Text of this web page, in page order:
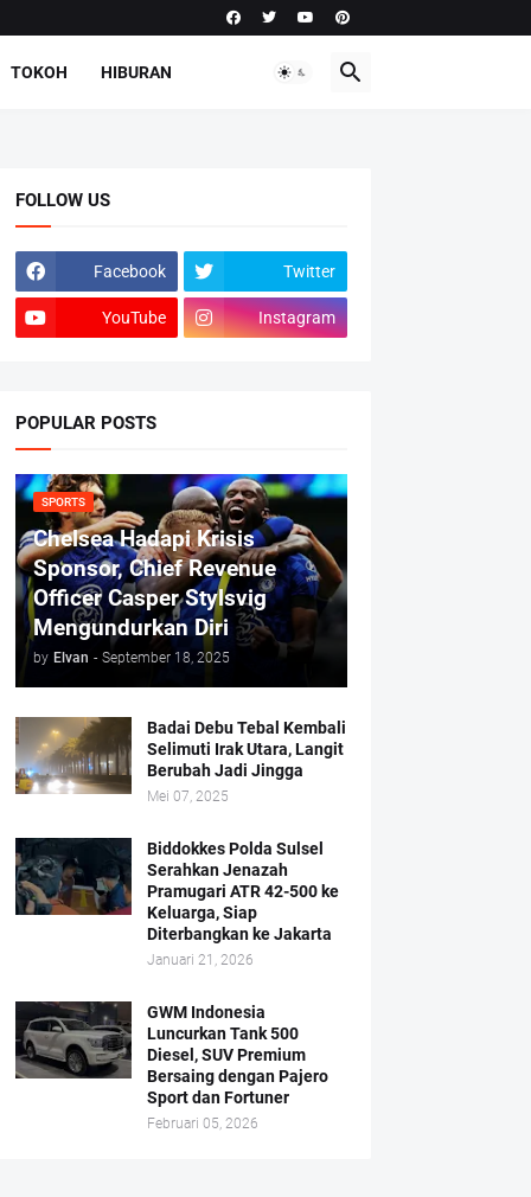
TOKOH HIBURAN
FOLLOW US
Facebook Twitter
YouTube Instagram
POPULAR POSTS
SPORTS
Chelsea Hadapi Krisis
Sponsor, Chief Revenue
Officer Casper Stylsvig
Mengundurkan Diri
by Elvan - September 18, 2025
Badai Debu Tebal Kembali
Selimuti Irak Utara, Langit
Berubah Jadi Jingga
Mei 07, 2025
Biddokkes Polda Sulsel
Serahkan Jenazah
Pramugari ATR 42-500 ke
Keluarga, Siap
Diterbangkan ke Jakarta
Januari 21, 2026
GWM Indonesia
Luncurkan Tank 500
Diesel, SUV Premium
Bersaing dengan Pajero
Sport dan Fortuner
Februari 05, 2026